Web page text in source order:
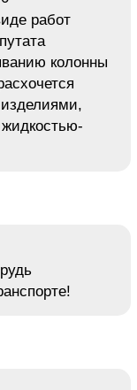
работ
колонны